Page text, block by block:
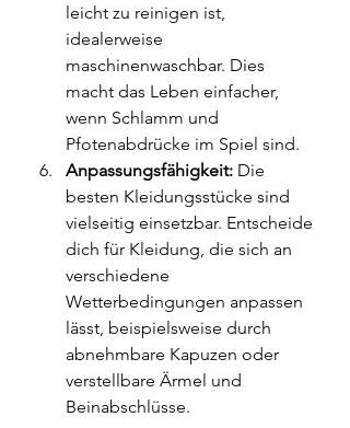
leicht zu reinigen ist,
idealerweise
maschinenwaschbar. Dies
macht das Leben einfacher,
wenn Schlamm und
Pfotenabdrücke im Spiel sind.
Anpassungsfähigkeit: Die
besten Kleidungsstücke sind
vielseitig einsetzbar. Entscheide
dich für Kleidung, die sich an
verschiedene
Wetterbedingungen anpassen
lässt, beispielsweise durch
abnehmbare Kapuzen oder
verstellbare Ärmel und
Beinabschlüsse.